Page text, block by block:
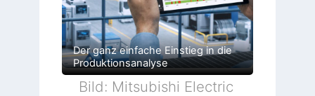
Der ganz einfache Einstieg in die
Produktionsanalyse
Bild: Mitsubishi Electric